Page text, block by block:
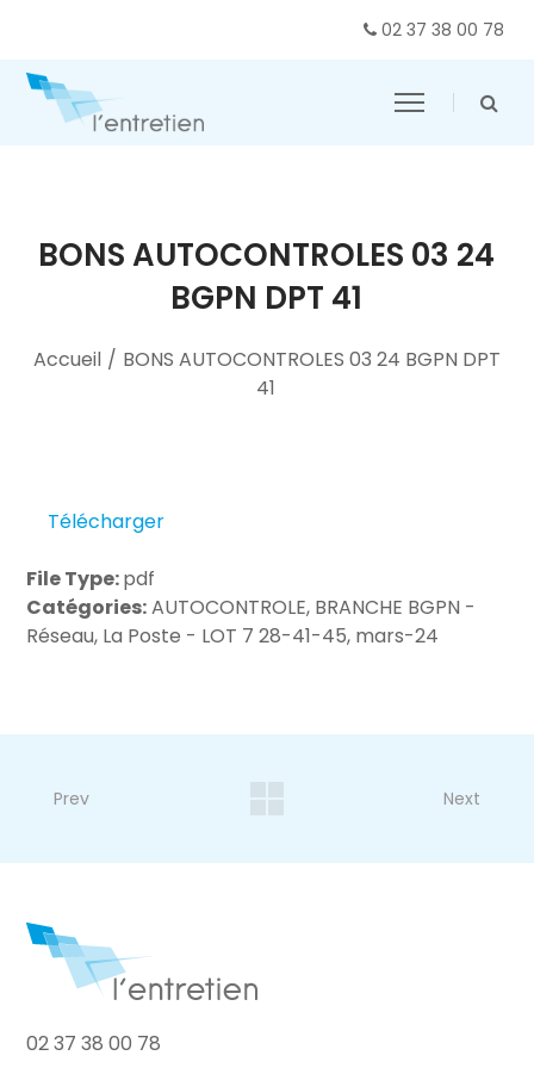
02 37 38 00 78
BONS AUTOCONTROLES 03 24
BGPN DPT 41
Accueil / BONS AUTOCONTROLES 03 24 BGPN DPT
41
Télécharger
File Type:pdf
Catégories:AUTOCONTROLE, BRANCHE BGPN -
Réseau, La Poste - LOT 7 28-41-45, mars-24
Prev Next
02 37 38 00 78